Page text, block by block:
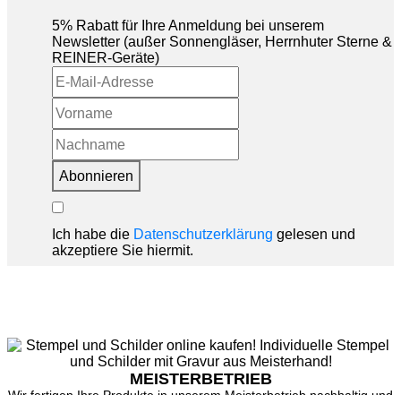
5% Rabatt für Ihre Anmeldung bei unserem
Newsletter (außer Sonnengläser, Herrnhuter Sterne &
REINER-Geräte)
Abonnieren
Ich habe die Datenschutzerklärung gelesen und
akzeptiere Sie hiermit.
MEISTERBETRIEB